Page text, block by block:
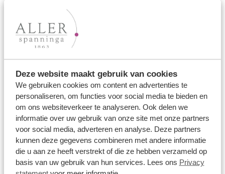
Deze website maakt gebruik van cookies
We gebruiken cookies om content en advertenties te
personaliseren, om functies voor social media te bieden en
om ons websiteverkeer te analyseren. Ook delen we
informatie over uw gebruik van onze site met onze partners
voor social media, adverteren en analyse. Deze partners
kunnen deze gegevens combineren met andere informatie
die u aan ze heeft verstrekt of die ze hebben verzameld op
basis van uw gebruik van hun services. Lees ons Privacy
Ons aanbod
Memoireringen
Verlovingsringen
Vriendschapsringen
Over ons
Aller Spanninga
Historie
Certificaten